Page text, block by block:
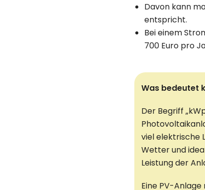
Davon kann
entspricht.
Bei einem
700 Euro pro
Was bedeutet
Der Begriff
viel elektrische
Wetter und
Leistung der
Eine PV-